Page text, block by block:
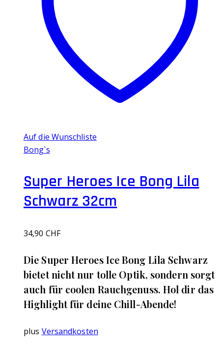
Auf die Wunschliste
Bong`s
Super Heroes Ice Bong Lila
Schwarz 32cm
34,90 CHF
Die Super Heroes Ice Bong Lila Schwarz
bietet nicht nur tolle Optik, sondern sorgt
auch für coolen Rauchgenuss. Hol dir das
Highlight für deine Chill-Abende!
plus Versandkosten